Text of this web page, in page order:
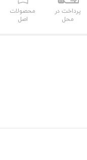
پرداخت در
محل
محصولات
اصل